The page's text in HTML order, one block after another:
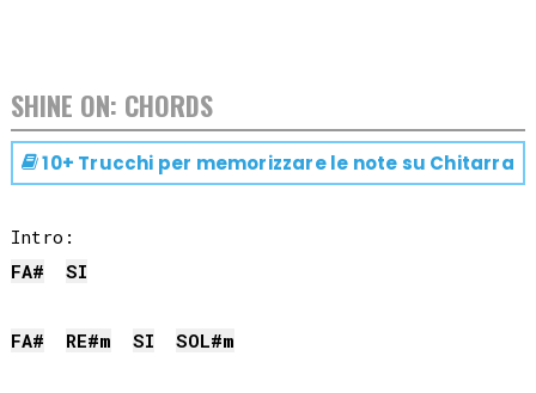
SHINE ON: CHORDS
10+ Trucchi per memorizzare le note su Chitarra
FA#
SI
FA# RE#m SI SOL#m